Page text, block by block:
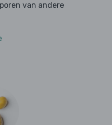
van andere